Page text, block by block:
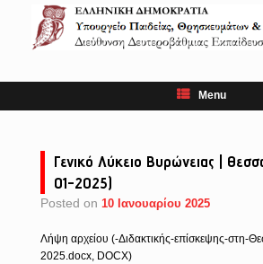
content
Menu
Γενικό Λύκειο Βυρώνειας |
01-2025)
Posted on 10 Ιανουαρίου 2025
Λήψη αρχείου (-Διδακτικής-επίσκεψης-στη-
2025.docx, DOCX)